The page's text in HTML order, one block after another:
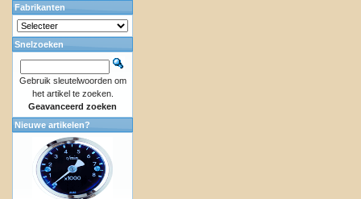
Fabrikanten
Snelzoeken
Gebruik sleutelwoorden om
het artikel te zoeken.
Geavanceerd zoeken
Nieuwe artikelen?